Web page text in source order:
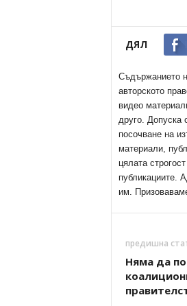
ДЯЛ
Съдържанието
авторското
видео
друго. Допуска
посочване на
материали,
цялата
публикациите.
им.
предишна
Няма да